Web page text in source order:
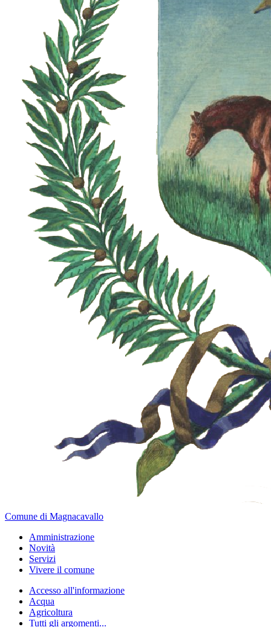
Comune di Magnacavallo
Amministrazione
Novità
Servizi
Vivere il comune
Accesso all'informazione
Acqua
Agricoltura
Tutti gli argomenti...